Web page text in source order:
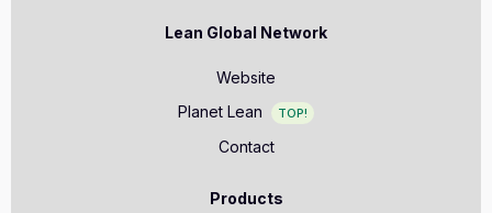
Lean Global Network
Website
Planet Lean
TOP!
Contact
Products